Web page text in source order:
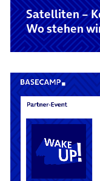
Satelliten –
Wo stehen